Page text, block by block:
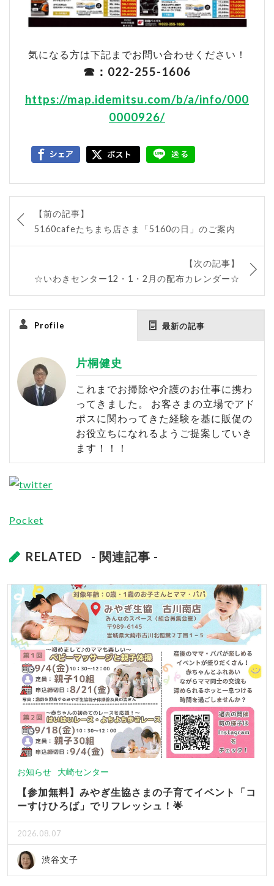
気になる方は下記までお問い合わせください！
☎：022-255-1606
https://map.idemitsu.com/b/a/info/000
0000926/
【前の記事】
5160cafeたちまち店さま「5160の日」のご案内
【次の記事】
☆いわきセンター12・1・2月の配布カレンダー☆
Profile 最新の記事
片桐健史
これまでお掃除や介護のお仕事に携わ
ってきました。 お客さまの立場でアド
ポスに関わってきた経験を基に販促の
お役立ちになれるようご提案していき
ます！！！
Pocket
RELATED - 関連記事 -
お知らせ 大崎センター
【参加無料】みやぎ生協さまの子育てイベント「コ
ーすけひろば」でリフレッシュ！🌟
2026.08.07
渋谷文子